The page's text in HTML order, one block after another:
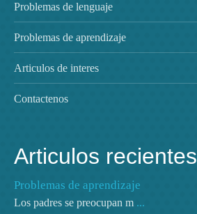
Problemas de lenguaje
Problemas de aprendizaje
Articulos de interes
Contactenos
Articulos recientes
Problemas de aprendizaje
Los padres se preocupan m ...